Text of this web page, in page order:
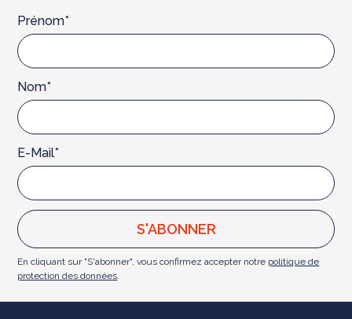
Prénom*
Nom*
E-Mail*
En cliquant sur "S'abonner", vous confirmez accepter notre politique de
protection des données